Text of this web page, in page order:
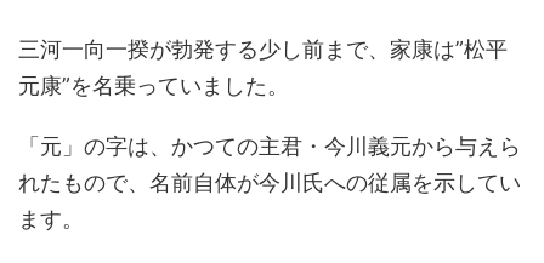
三河一向一揆が勃発する少し前まで、家康は”松平
元康”を名乗っていました。
「元」の字は、かつての主君・今川義元から与えら
れたもので、名前自体が今川氏への従属を示してい
ます。